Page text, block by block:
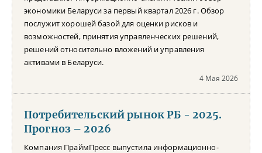
экономики Беларуси за первый квартал 2026 г. Обзор
послужит хорошей базой для оценки рисков и
возможностей, принятия управленческих решений,
решений относительно вложений и управления
активами в Беларуси.
4 Мая 2026
Потребительский рынок РБ - 2025.
Прогноз – 2026
Компания ПраймПресс выпустила информационно-